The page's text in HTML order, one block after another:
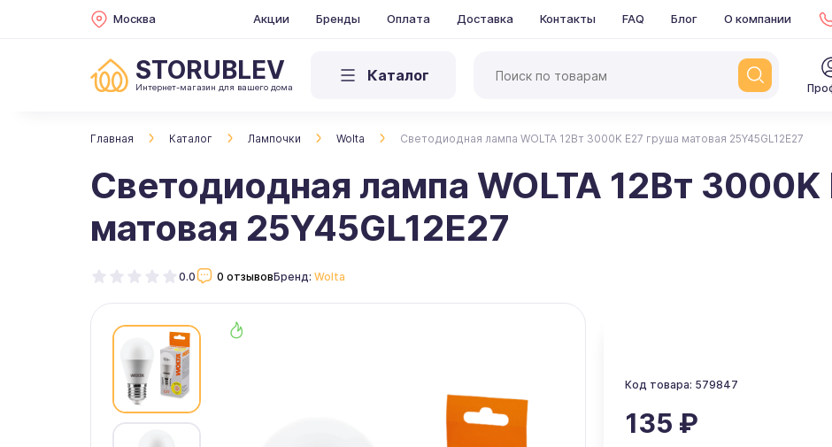
Москва Акции Бренды Оплата Доставка Контакты FAQ Блог О компании
STORUBLEV
Интернет-магазин для вашего дома
Каталог
Главная Каталог Лампочки Wolta Светодиодная лампа WOLTA 12Вт 3000K Е27 груша матовая 25Y45GL12E27
Светодиодная лампа WOLTA 12Вт 3000K
матовая 25Y45GL12E27
0.0 0 отзывовБренд: Wolta
Код товара: 579847
135 ₽